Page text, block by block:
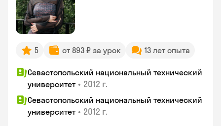
5 от 893 ₽ за урок 13 лет опыта
Севастопольский национальный технический
университет • 2012 г.
Севастопольский национальный технический
университет • 2012 г.